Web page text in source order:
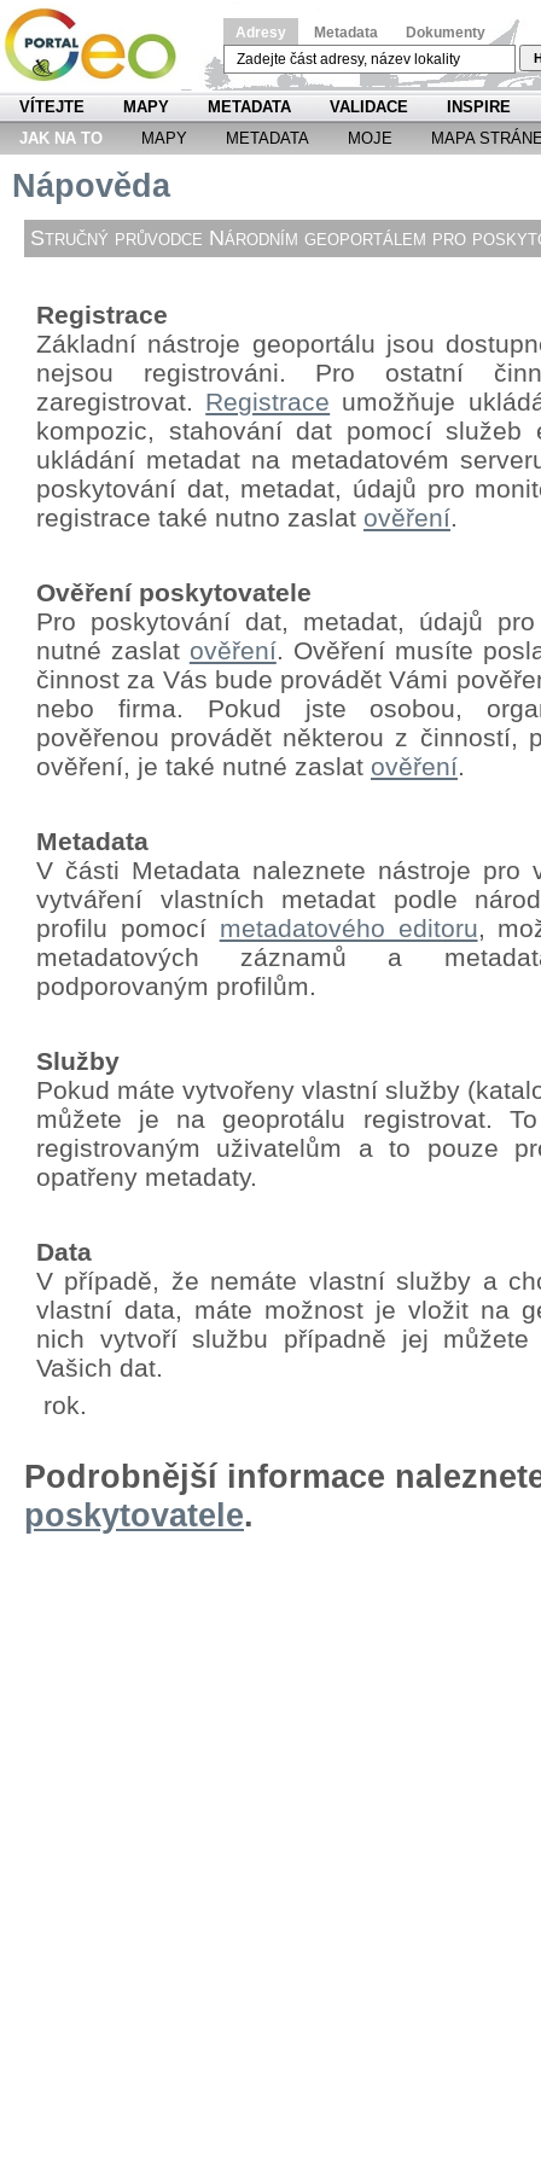
Adresy Metadata Dokumenty
VÍTEJTE MAPY METADATA VALIDACE
INSPIRE
JAK NA TO
MAPY METADATA MOJE MAPA
Nápověda
Stručný průvodce Národním geoportálem pro
Registrace
Základní nástroje geoportálu jsou
nejsou registrováni. Pro ostatní
zaregistrovat. Registrace umožňuje
kompozic, stahování dat pomocíslužeb
ukládání metadat na metadatovém
poskytování dat, metadat, údajů pro
registrace také nutno zaslat ověření.
Ověření poskytovatele
Pro poskytování dat, metadat, údajů
nutné zaslat ověření. Ověření musíte
činnost za Vás bude provádět Vámi
nebo firma. Pokud jste osobou,
pověřenou provádět některou z činností,
ověření, je také nutné zaslat ověření.
Metadata
V části Metadata naleznete nástroje pro
vytváření vlastních metadat podle
profilu pomocí metadatového editoru,
metadatových záznamů a
podporovaným profilům.
Služby
Pokud máte vytvořeny vlastní služby
můžete je na geoprotálu registrovat.
registrovaným uživatelům a to pouze
opatřeny metadaty.
Data
V případě, že nemáte vlastní služby a
vlastní data, máte možnost je vložit na
nich vytvoří službu případně jej
Vašich dat.
rok.
Podrobnější informace
poskytovatele.